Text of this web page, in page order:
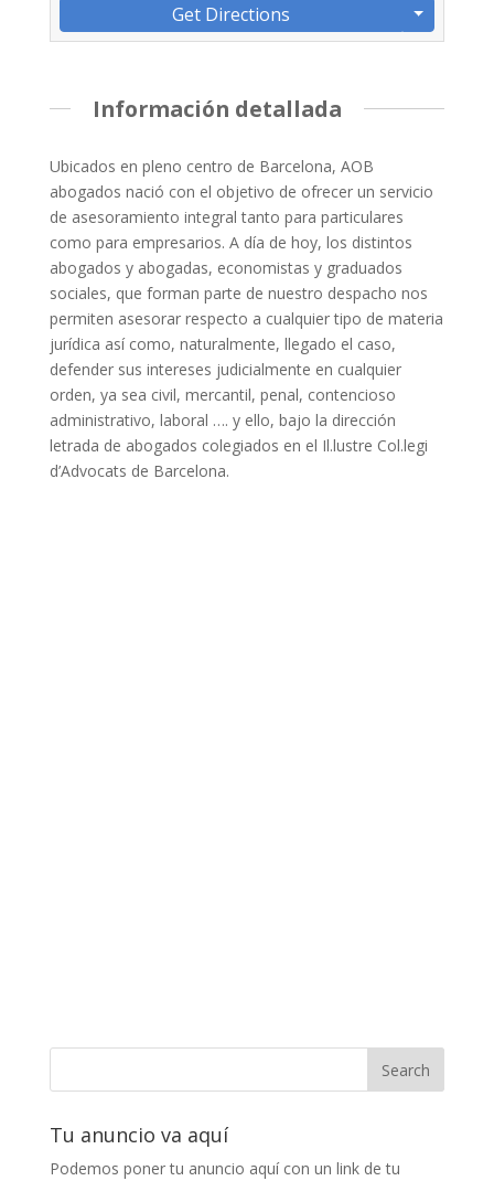
Get Directions
Información detallada
Ubicados en pleno centro de Barcelona, AOB
abogados nació con el objetivo de ofrecer un servicio
de asesoramiento integral tanto para particulares
como para empresarios. A día de hoy, los distintos
abogados y abogadas, economistas y graduados
sociales, que forman parte de nuestro despacho nos
permiten asesorar respecto a cualquier tipo de materia
jurídica así como, naturalmente, llegado el caso,
defender sus intereses judicialmente en cualquier
orden, ya sea civil, mercantil, penal, contencioso
administrativo, laboral …. y ello, bajo la dirección
letrada de abogados colegiados en el Il.lustre Col.legi
d’Advocats de Barcelona.
Tu anuncio va aquí
Podemos poner tu anuncio aquí con un link de tu